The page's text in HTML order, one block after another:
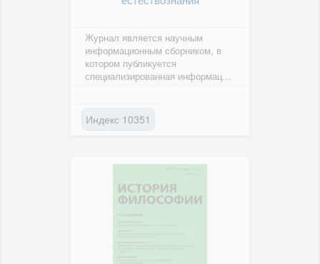
Журнал является научным
информационным сборником, в
котором публикуется
специализированная информация
Индекс 10351